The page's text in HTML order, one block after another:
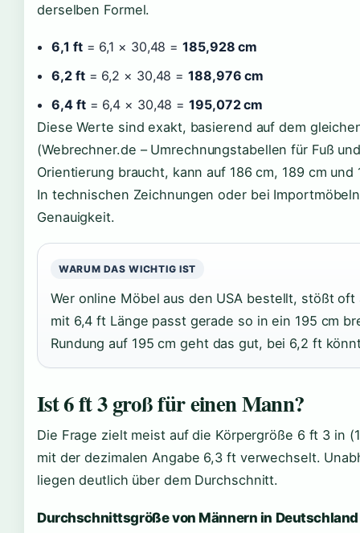
derselben Formel.
6,1 ft= 6,1 × 30,48 =185,928 cm
6,2 ft= 6,2 × 30,48 =188,976 cm
6,4 ft= 6,4 × 30,48 =195,072 cm
Diese Werte sind exakt, basierend auf dem
(Webrechner.de – Umrechnungstabellen für Fuß
Orientierung braucht, kann auf 186 cm, 189 cm
In technischen Zeichnungen oder bei
Genauigkeit.
WARUM DAS WICHTIG IST
Wer online Möbel aus den USA bestellt, stößt oft
mit 6,4 ft Länge passt gerade so in ein 195 cm
Rundung auf 195 cm geht das gut, bei 6,2 ft
Ist 6 ft 3 groß für einen Mann?
Die Frage zielt meist auf die Körpergröße 6 ft 3 in
mit der dezimalen Angabe 6,3 ft verwechselt.
liegen deutlich über dem Durchschnitt.
Durchschnittsgröße von Männern in Deutschland